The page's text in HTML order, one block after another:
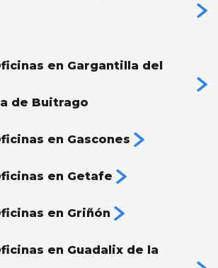
en Gargantilla del
de Buitrago
en Gascones
en Getafe
en Griñón
en Guadalix de la